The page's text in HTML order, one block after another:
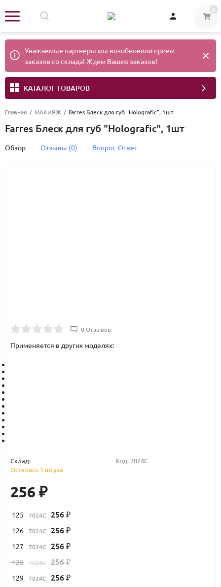
0
Уважаемые партнеры мы возобновили прием
заказов со склада! Ждем Ваших заказов!
КАТАЛОГ ТОВАРОВ
Главная / МАКИЯЖ / Farres Блеск для губ "Holografic", 1шт
Farres Блеск для губ "Holografic", 1шт
Обзор Отзывы (0) Вопрос-Ответ
0 Отзывов
Применяется в других моделях:
Склад:
Осталась 1 штука
Код:7024C
256 ₽
125 7024C 256 ₽
126 7024C 256 ₽
127 7024C 256 ₽
128 7024C 256₽
129 7024C 256 ₽